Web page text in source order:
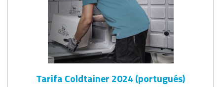
Tarifa Coldtainer 2024 (portugués)